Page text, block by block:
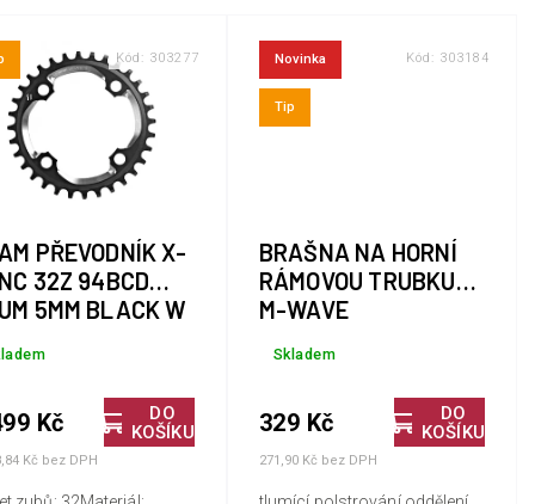
PŘEVODNÍK X-
32Z 94BCD
5MM BLACK W
DO
KOŠÍKU
Kč bez DPH
Kč
Kód: 303277 Novinka
Tip
BRAŠNA NA HORNÍ
RÁMOVOU TRUBKU
M-WAVE
Skladem
DO
KOŠÍKU
271,90 Kč bez DPH
329 Kč
Kód: 303184